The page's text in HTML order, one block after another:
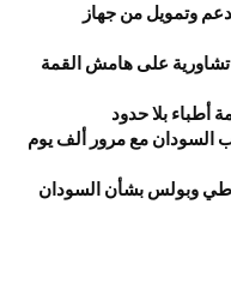
وتمويل من جهاز
على هامش القمة
أطباء بلا حدود
السودان مع مرور ألف يوم
وبولس بشأن السودان